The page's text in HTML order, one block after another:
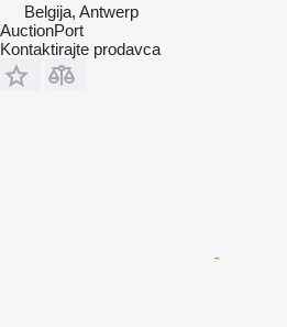
Belgija, Antwerp
AuctionPort
Kontaktirajte prodavca